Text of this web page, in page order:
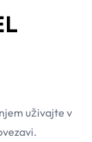
uživajte v